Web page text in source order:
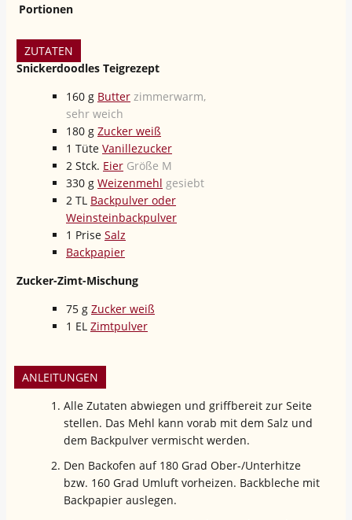
Portionen
ZUTATEN
Snickerdoodles Teigrezept
160 g Butter zimmerwarm,
sehr weich
180 g Zucker weiß
1 Tüte Vanillezucker
2 Stck. Eier Größe M
330 g Weizenmehl gesiebt
2 TL Backpulver oder
Weinsteinbackpulver
1 Prise Salz
Backpapier
Zucker-Zimt-Mischung
75 g Zucker weiß
1 EL Zimtpulver
ANLEITUNGEN
Alle Zutaten abwiegen und griffbereit zur Seite
stellen. Das Mehl kann vorab mit dem Salz und
dem Backpulver vermischt werden.
Den Backofen auf 180 Grad Ober-/Unterhitze
bzw. 160 Grad Umluft vorheizen. Backbleche mit
Backpapier auslegen.